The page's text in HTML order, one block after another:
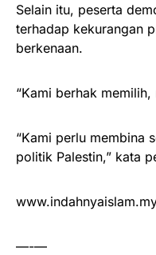
Selain itu, peserta
terhadap kekurangan
berkenaan.
“Kami berhak
“Kami perlu membina
politik Palestin,” kata
—-—